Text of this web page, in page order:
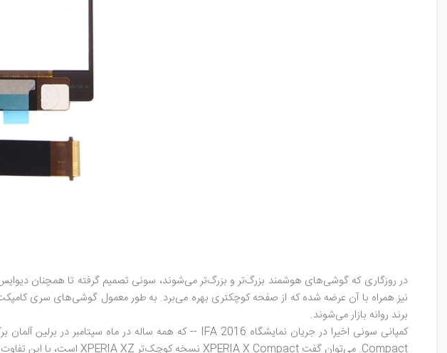
نیز همراه با آن عرضه شده که از صفحه کوچکتری بهره می‌برد. به طور معمول گوشی‌های سری
برند روانه بازار می‌شوند.
Compact. می‌توان گفت XPERIA X Compact نسخه کوچک‌تر XPERIA XZ است، با این تفاوت که رویه کامپکت‌های قبلی سونی -- یعنی همان مشخصات پرچمدار در بدنه‌ای کوچک‌تر -- را دقیقا رعایت نکرده است.